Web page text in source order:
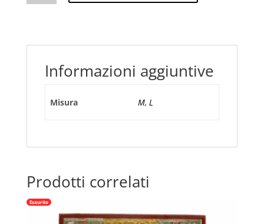
Noster
Marrone
quantitàInformazioni aggiuntive
Misura M, L
Prodotti correlati
Esaurito